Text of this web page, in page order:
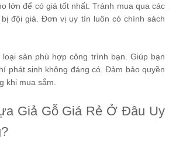
lớn để có giá tốt nhất. Tránh mua qua các
đội giá. Đơn vị uy tín luôn có chính sách
sàn phù hợp công trình bạn. Giúp bạn
phát sinh không đáng có. Đảm bảo quyền
khi mua sắm.
Giả Gỗ Giá Rẻ Ở Đâu Uy